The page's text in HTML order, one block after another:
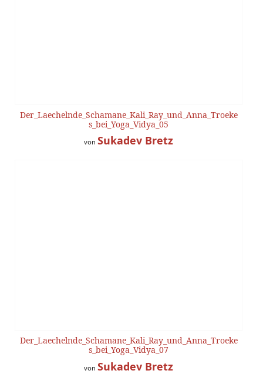
Der_Laechelnde_Schamane_Kali_Ray_und_Anna_Troeke
s_bei_Yoga_Vidya_05
von Sukadev Bretz
Der_Laechelnde_Schamane_Kali_Ray_und_Anna_Troeke
s_bei_Yoga_Vidya_07
von Sukadev Bretz